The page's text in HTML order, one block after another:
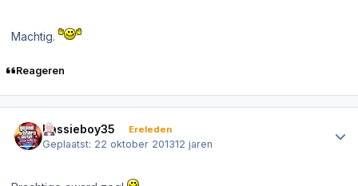
Machtig.
Reageren
Bassieboy35 Ereleden
Geplaatst: 22 oktober 201312 jaren